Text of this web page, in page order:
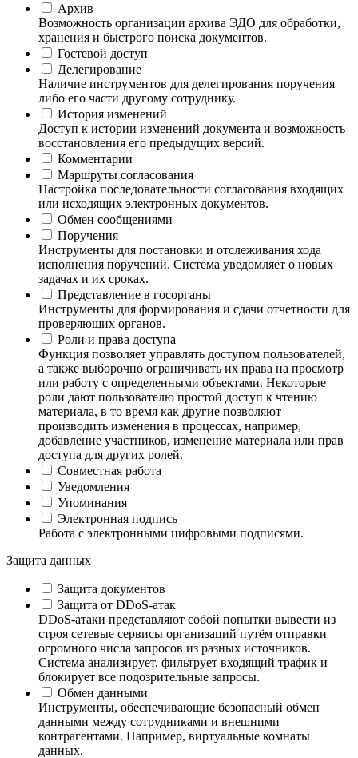
Архив
Возможность организации архива ЭДО для обработки,
хранения и быстрого поиска документов.
Гостевой доступ
Делегирование
Наличие инструментов для делегирования поручения
либо его части другому сотруднику.
История изменений
Доступ к истории изменений документа и возможность
восстановления его предыдущих версий.
Комментарии
Маршруты согласования
Настройка последовательности согласования входящих
или исходящих электронных документов.
Обмен сообщениями
Поручения
Инструменты для постановки и отслеживания хода
исполнения поручений. Система уведомляет о новых
задачах и их сроках.
Представление в госорганы
Инструменты для формирования и сдачи отчетности для
проверяющих органов.
Роли и права доступа
Функция позволяет управлять доступом пользователей,
а также выборочно ограничивать их права на просмотр
или работу с определенными объектами. Некоторые
роли дают пользователю простой доступ к чтению
материала, в то время как другие позволяют
производить изменения в процессах, например,
добавление участников, изменение материала или прав
доступа для других ролей.
Совместная работа
Уведомления
Упоминания
Электронная подпись
Работа с электронными цифровыми подписями.
Защита данных
Защита документов
Защита от DDoS-атак
DDoS-атаки представляют собой попытки вывести из
строя сетевые сервисы организаций путём отправки
огромного числа запросов из разных источников.
Система анализирует, фильтрует входящий трафик и
блокирует все подозрительные запросы.
Обмен данными
Инструменты, обеспечивающие безопасный обмен
данными между сотрудниками и внешними
контрагентами. Например, виртуальные комнаты
данных.